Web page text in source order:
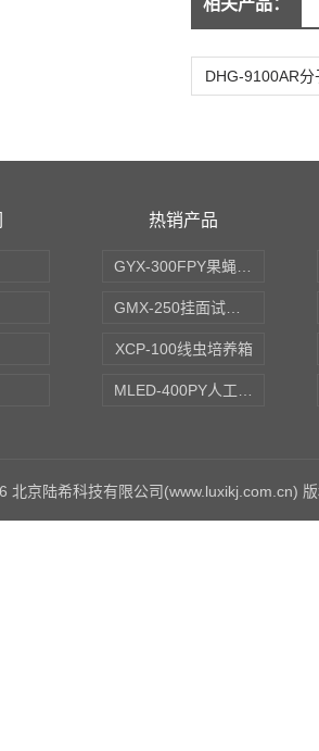
相关产品：
热销产品
XCP-100线虫培养箱
北京陆希科技有限公司(www.luxikj.com.cn)